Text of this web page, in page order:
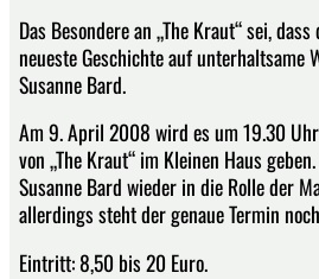
Das Besondere an „The Kraut“ sei,
neueste Geschichte auf unterhaltsame
Susanne Bard.
Am 9. April 2008 wird es um 19.30
von „The Kraut“ im Kleinen Haus
Susanne Bard wieder in die Rolle der
allerdings steht der genaue Termin
Eintritt: 8,50 bis 20 Euro.